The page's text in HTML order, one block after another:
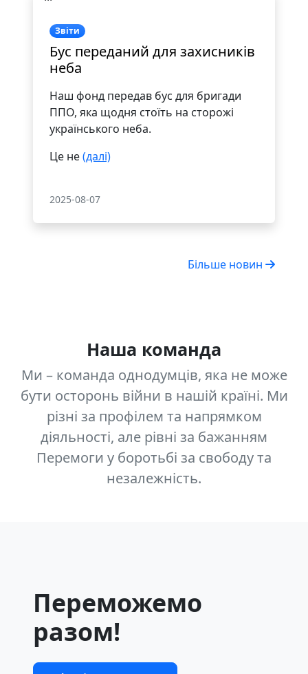
Звіти
Бус переданий для захисників
неба
Наш фонд передав бус для бригади
ППО, яка щодня стоїть на сторожі
українського неба.
Це не(далі)
2025-08-07
Більше новин
Наша команда
Ми – команда однодумців, яка не може
бути осторонь війни в нашій країні. Ми
різні за профілем та напрямком
діяльності, але рівні за бажанням
Перемоги у боротьбі за свободу та
незалежність.
Переможемо
разом!